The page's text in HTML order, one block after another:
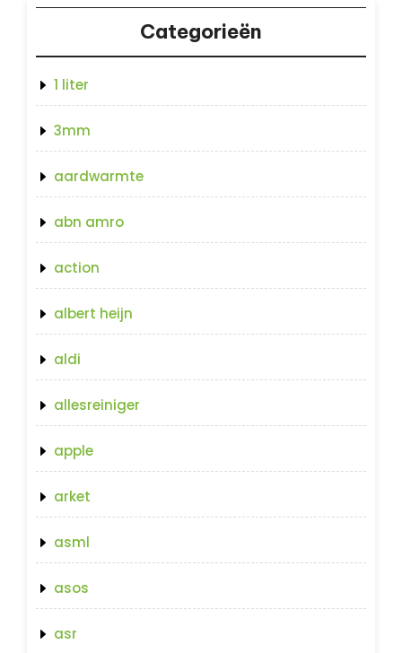
Categorieën
1 liter
3mm
aardwarmte
abn amro
action
albert heijn
aldi
allesreiniger
apple
arket
asml
asos
asr